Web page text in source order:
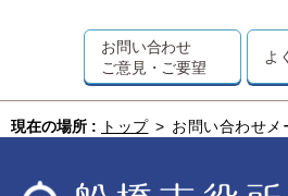
お問い合わせ
ご意見・ご要望
よ
現在の場所 : トップ > お問い合わせメ